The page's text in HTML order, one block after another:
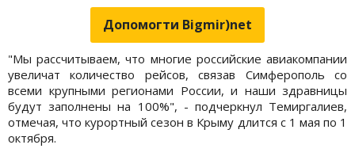
Допомогти Bigmir)net
"Мы рассчитываем, что многие российские авиакомпании
увеличат количество рейсов, связав Симферополь со
всеми крупными регионами России, и наши здравницы
будут заполнены на 100%", - подчеркнул Темиргалиев,
отмечая, что курортный сезон в Крыму длится с 1 мая по 1
октября.